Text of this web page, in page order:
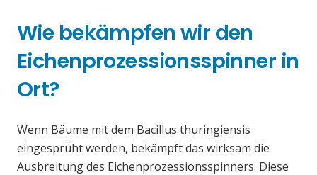
Wie bekämpfen wir den
Eichenprozessionsspinner in
Ort?
Wenn Bäume mit dem Bacillus thuringiensis
eingesprüht werden, bekämpft das wirksam die
Ausbreitung des Eichenprozessionsspinners. Diese